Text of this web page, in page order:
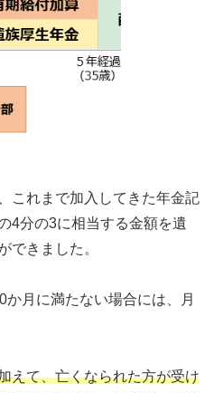
これまで加入してきた年金記
4分の3に相当する金額を遺
できました。
月に満たない場合には、月
えて、亡くなられた方が受け